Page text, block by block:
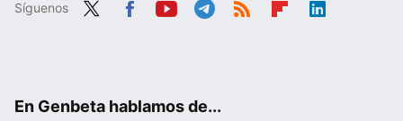
Síguenos
En Genbeta hablamos de...